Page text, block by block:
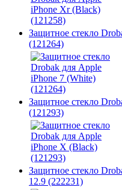
Защитное стекло
(121264)
Защитное стекло
(121293)
Защитное стекло
12.9 (222231)